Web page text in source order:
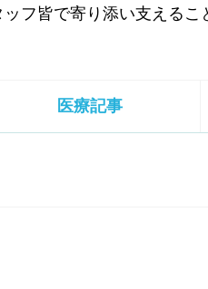
フ皆で寄り添い支えるこ
医療記事